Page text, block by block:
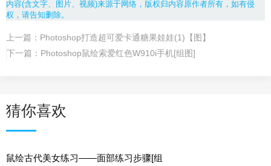
内容(含文字、图片、视频)来源于网络，版权归内容原作者所有，如有侵
权，请告知删除。
上一篇： Photoshop打造超可爱卡通糖果娃娃(1)【图】
下一篇： Photoshop鼠绘索爱红色W910i手机[组图]
猜你喜欢
鼠绘古代美女练习——面部练习步骤[组